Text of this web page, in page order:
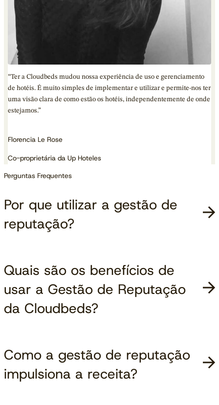
“Ter a Cloudbeds mudou nossa experiência de uso e gerenciamento
de hotéis. É muito simples de implementar e utilizar e permite-nos ter
uma visão clara de como estão os hotéis, independentemente de onde
estejamos.”
Florencia Le Rose
Co-proprietária da Up Hoteles
Perguntas Frequentes
Por que utilizar a gestão de
reputação?
Quais são os benefícios de
usar a Gestão de Reputação
da Cloudbeds?
Como a gestão de reputação
impulsiona a receita?